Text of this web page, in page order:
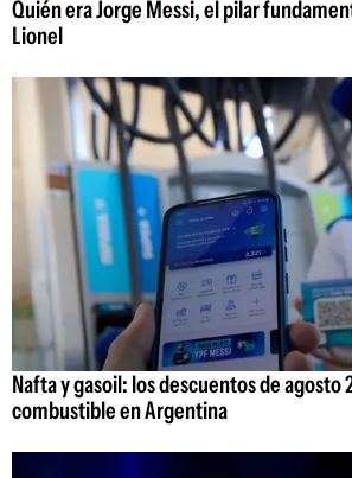
Quién era Jorge Messi, el pilar
Lionel
Nafta y gasoil: los descuentos de agosto
combustible en Argentina